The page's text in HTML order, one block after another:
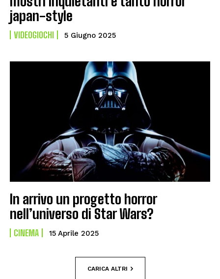
japan-style
VIDEOGIOCHI 5 Giugno 2025
In arrivo un progetto horror
nell’universo di Star Wars?
CINEMA 15 Aprile 2025
CARICA ALTRI